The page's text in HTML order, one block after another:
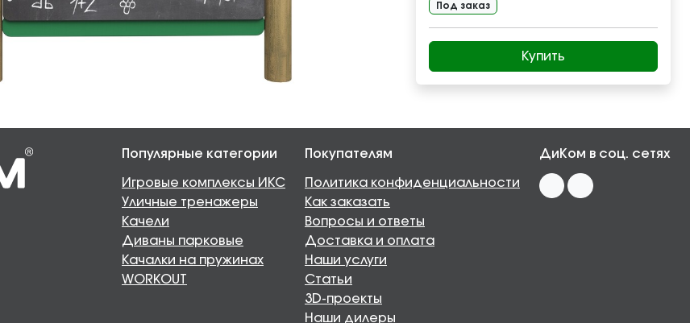
Под заказ
Купить
Популярные категории
Игровые комплексы ИКС
Уличные тренажеры
Качели
Диваны парковые
Качалки на пружинах
WORKOUT
Покупателям
Политика конфиденциальности
Как заказать
Вопросы и ответы
Доставка и оплата
Наши услуги
Статьи
3D-проекты
Наши дилеры
ДиКом в соц. сетях